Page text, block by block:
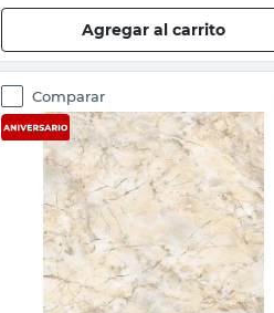
Agregar al carrito
Comparar
Vista rápida